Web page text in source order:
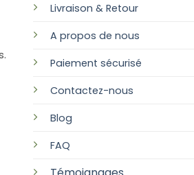
Livraison & Retour
A propos de nous
Paiement sécurisé
Contactez-nous
Blog
FAQ